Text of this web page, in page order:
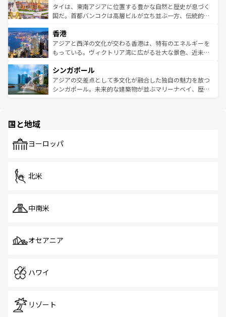
わってみてほしい。 なお、新着の韓国情報はコンテンツ一
覧を参照してほしい。
ーチミン市のフランス統治時代の建物も、独特の雰囲気を
醸し出している。また、バラエティの豊かさとおいしさで
とつ。フォーやバインミー、ベトナムコーヒーなどは、ぜ
ひ現地で味わいたい。どの地域を訪れてもあたたかい人々
が旅行者を迎えてくれるので、きっと忘れられない旅にな
参照してほしい。
タイは、東南アジアに位置する豊かな自然と歴史が息づく
国だ。首都バンコクは高層ビルが立ち並ぶ一方、伝統的な
の活気が交差している。北部ではチェンマイなどの山岳地
帯で自然と触れ合い、南部ではプーケットやクラビの美し
いビーチでリゾート気分を楽しむことができる。タイ料理
激する。気候は一年中温暖で、どの季節にも異なる楽しみ
が待っている。親しみやすいタイの人々、仏教を中心とし
た文化、そして多様な観光資源が、訪れる旅人を魅了し続
香港
アジアと西洋の文化が交わる香港は、特有のエネルギーを
もっている。ヴィクトリア湾に広がる壮大な景色、近未来
み、どこを訪れても感動するはず。観光スポットが密集し
ており、効率よく見どころを回れるのも魅力。息をのむよ
うな絶景から文化的な体験まで、香港を存分に楽しみ尽く
シンガポール
アジアの交差点として多文化が融合した独自の魅力を放つ
シンガポール。未来的な建築物が並ぶマリーナベイ、歴史
で、ホーカーズは地元の風情を楽しめる外せないスポット
国と地域
ヨーロッパ
北米
中南米
オセアニア
ハワイ
リゾート